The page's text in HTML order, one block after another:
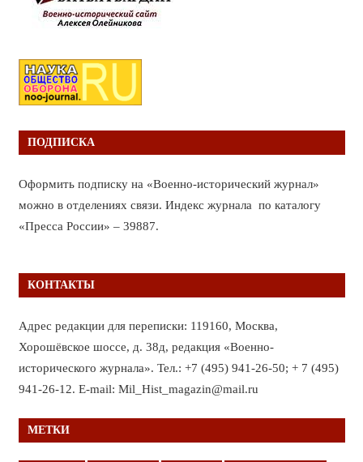
ПОДПИСКА
Оформить подписку на «Военно-исторический журнал»
можно в отделениях связи. Индекс журнала по каталогу
«Пресса России» – 39887.
КОНТАКТЫ
Адрес редакции для переписки: 119160, Москва,
Хорошёвское шоссе, д. 38д, редакция «Военно-
исторического журнала». Тел.: +7 (495) 941-26-50; + 7 (495)
941-26-12. E-mail: Mil_Hist_magazin@mail.ru
МЕТКИ